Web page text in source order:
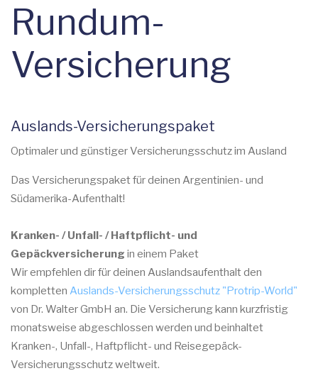
Rundum-
Versicherung
Auslands-Versicherungspaket
Optimaler und günstiger Versicherungsschutz im Ausland
Das Versicherungspaket für deinen Argentinien- und
Südamerika-Aufenthalt!
Kranken- / Unfall- / Haftpflicht- und
Gepäckversicherung in einem Paket
Wir empfehlen dir für deinen Auslandsaufenthalt den
kompletten Auslands-Versicherungsschutz "Protrip-World"
von Dr. Walter GmbH an. Die Versicherung kann kurzfristig
monatsweise abgeschlossen werden und beinhaltet
Kranken-, Unfall-, Haftpflicht- und Reisegepäck-
Versicherungsschutz weltweit.